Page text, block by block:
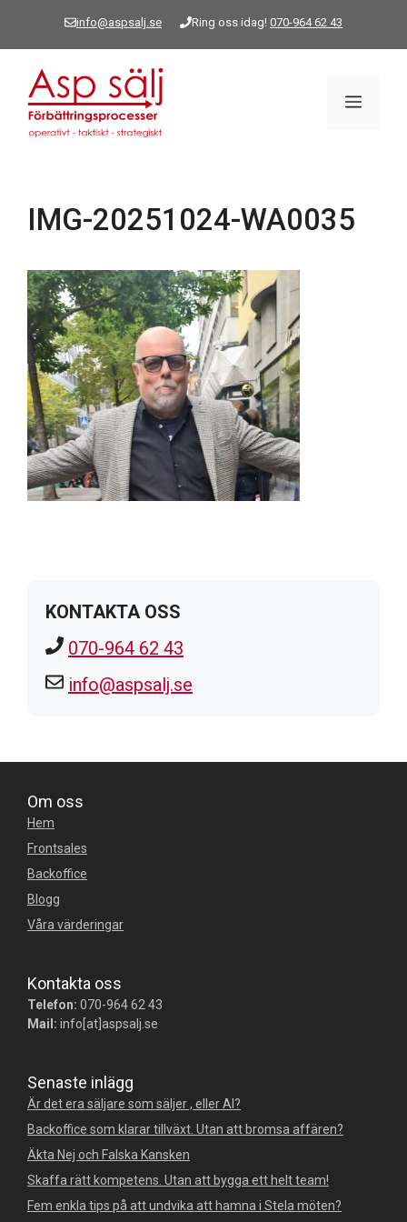
info@aspsalj.se Ring oss idag! 070-964 62 43
Meny
IMG-20251024-WA0035
KONTAKTA OSS
070-964 62 43
info@aspsalj.se
Om oss
Hem
Frontsales
Backoffice
Blogg
Våra värderingar
Kontakta oss
Telefon: 070-964 62 43
Mail: info[at]aspsalj.se
Senaste inlägg
Är det era säljare som säljer , eller AI?
Backoffice som klarar tillväxt. Utan att bromsa affären?
Äkta Nej och Falska Kansken
Skaffa rätt kompetens. Utan att bygga ett helt team!
Fem enkla tips på att undvika att hamna i Stela möten?